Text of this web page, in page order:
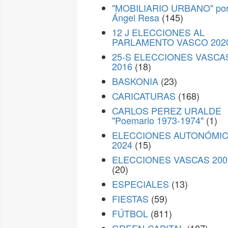
"MOBILIARIO URBANO"
Ángel Resa (145)
12 J ELECCIONES AL
PARLAMENTO VASCO
25-S ELECCIONES
2016 (18)
BASKONIA (23)
CARICATURAS (168)
CARLOS PEREZ URALDE
"Poemario 1973-1974" (1)
ELECCIONES
2024 (15)
ELECCIONES VASCAS
(20)
ESPECIALES (13)
FIESTAS (59)
FÚTBOL (811)